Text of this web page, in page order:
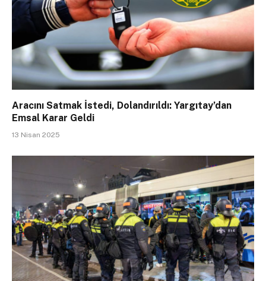
Aracını Satmak İstedi, Dolandırıldı: Yargıtay’dan
Emsal Karar Geldi
13 Nisan 2025